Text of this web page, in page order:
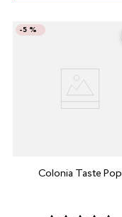
Colonia Taste Pop
-5 %